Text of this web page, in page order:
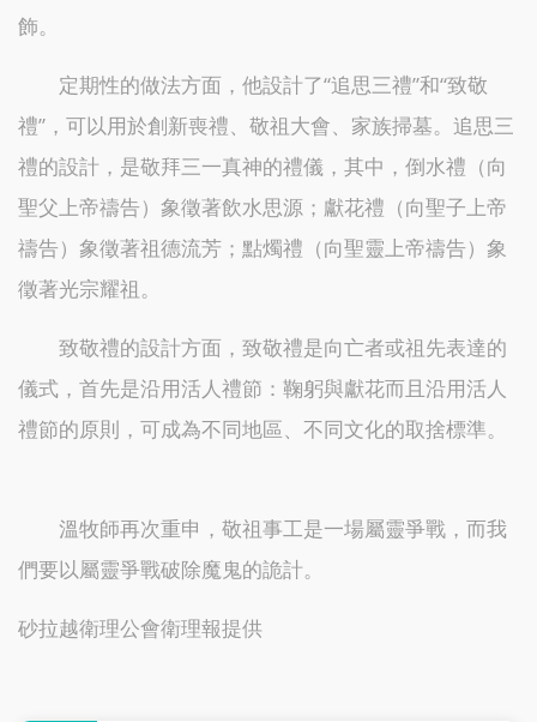
飾。
定期性的做法方面，他設計了“追思三禮”和“致敬
禮”，可以用於創新喪禮、敬祖大會、家族掃墓。追思三
禮的設計，是敬拜三一真神的禮儀，其中，倒水禮（向
聖父上帝禱告）象徵著飲水思源；獻花禮（向聖子上帝
禱告）象徵著祖德流芳；點燭禮（向聖靈上帝禱告）象
徵著光宗耀祖。
致敬禮的設計方面，致敬禮是向亡者或祖先表達的
儀式，首先是沿用活人禮節：鞠躬與獻花而且沿用活人
禮節的原則，可成為不同地區、不同文化的取捨標準。
溫牧師再次重申，敬祖事工是一場屬靈爭戰，而我
們要以屬靈爭戰破除魔鬼的詭計。
砂拉越衛理公會衛理報提供